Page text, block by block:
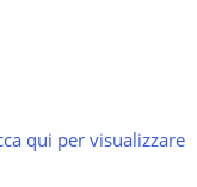
qui per visualizzare